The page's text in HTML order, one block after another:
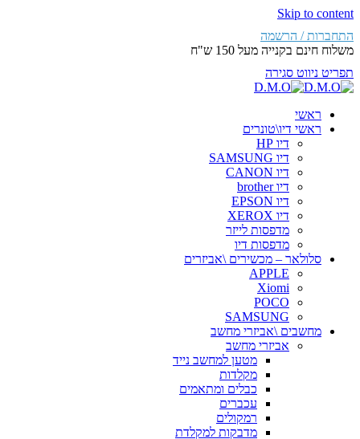
Skip to content
התחברות / הרשמה
משלוח חינם בקנייה מעל 150 ש"ח
תפריט ניווט סגירה
ראשי
ראשי דיו\טונרים
דיו HP
דיו SAMSUNG
דיו CANON
דיו brother
דיו EPSON
דיו XEROX
מדפסות לייזר
מדפסות דיו
סלולאר – מכשירים \אביזרים
APPLE
Xiomi
POCO
SAMSUNG
מחשבים \אביזרי מחשב
אביזרי מחשב
מטען למחשב נייד
מקלדות
כבלים ומתאמים
עכברים
רמקולים
מדבקות למקלדת